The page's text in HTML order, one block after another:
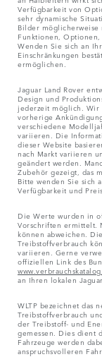
Verfügbarkeit von
sehr dynamische
Bilder
Funktionen,
Wenden Sie sich an
Einschränkungen
ermöglichen.
Jaguar Land Rover
Design und
jederzeit möglich. Wir
vorherige
verschiedene
variieren. Die
dieser Website
nach Markt variieren
geändert werden.
Zubehör gezeigt, das
Bitte wenden Sie sich
Verfügbarkeit und
Die Werte wurden in
Vorschriften ermittelt.
können abweichen.
Treibstoffverbrauch
variieren. Gerne
offiziellen Link des
an Ihren lokalen
WLTP bezeichnet das
Treibstoffverbrauch
der Treibstoff- und
gemessen. Dies dient
Fahrzeuge werden
anspruchsvolleren